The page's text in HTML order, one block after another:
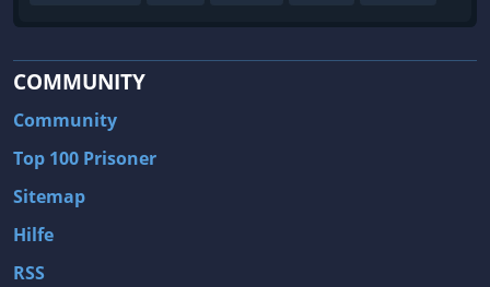
COMMUNITY
Community
Top 100 Prisoner
Sitemap
Hilfe
RSS